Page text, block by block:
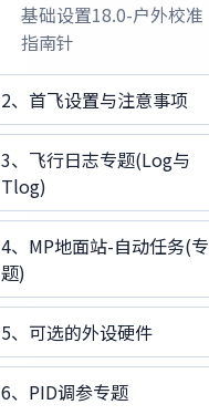
基础设置18.0-户外校准
指南针
2、首飞设置与注意事项
3、飞行日志专题(Log与
Tlog)
4、MP地面站-自动任务(专
题)
5、可选的外设硬件
6、PID调参专题